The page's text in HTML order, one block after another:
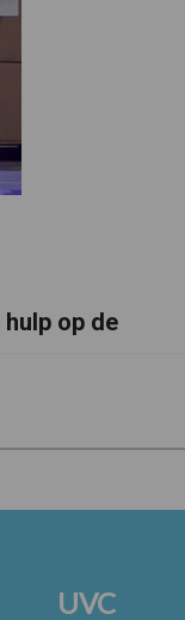
op de
UVC